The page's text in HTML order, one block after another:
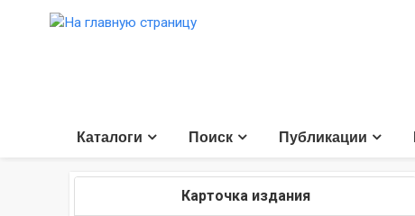
Каталоги Поиск Публикации
Карточка издания